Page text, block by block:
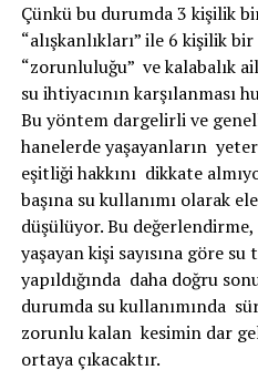
Çünkü bu durumda 3 kişilik
“alışkanlıkları” ile 6 kişilik
“zorunluluğu” ve kalabalık
su ihtiyacının karşılanması
Bu yöntem dargelirli ve
hanelerde yaşayanların
eşitliği hakkını dikkate
başına su kullanımı olarak
düşülüyor. Bu
yaşayan kişi sayısına göre
yapıldığında daha doğru
durumda su kullanımında
zorunlu kalan kesimin dar
ortaya çıkacaktır.